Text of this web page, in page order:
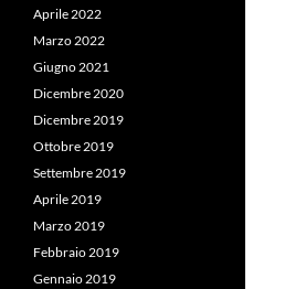
Aprile 2022
Marzo 2022
Giugno 2021
Dicembre 2020
Dicembre 2019
Ottobre 2019
Settembre 2019
Aprile 2019
Marzo 2019
Febbraio 2019
Gennaio 2019